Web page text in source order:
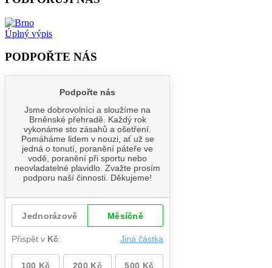
Úplný výpis
PODPOŘTE NÁS